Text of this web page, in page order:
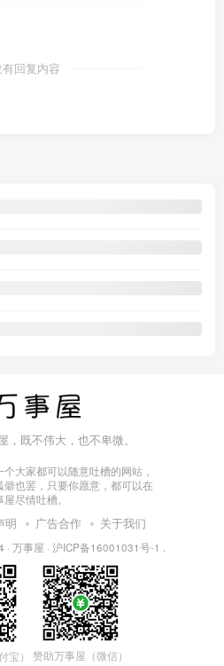
回复内容
，既不伟大，也不卑微。
大家都可以随意吐槽的网站，
也罢，只要你愿意，都可以在
屋尽情吐槽。
明 广告合作 关于我们
· 万事屋 · 沪ICP备16001031号-1 .
宝） 赞助万事屋（微信）